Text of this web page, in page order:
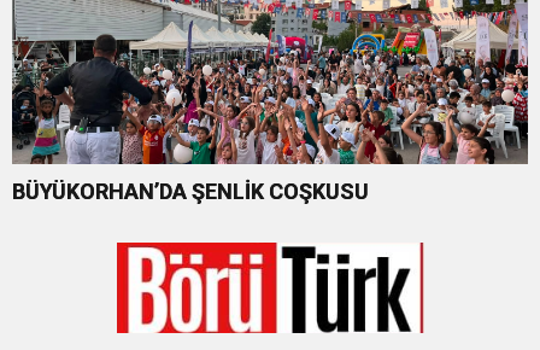
BÜYÜKORHAN’DA ŞENLİK COŞKUSU